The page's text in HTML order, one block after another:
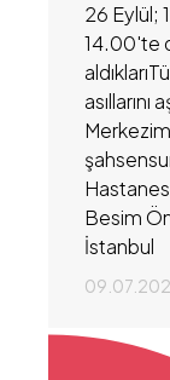
26 Eylül;
14.00'te
Besim
İstanbul